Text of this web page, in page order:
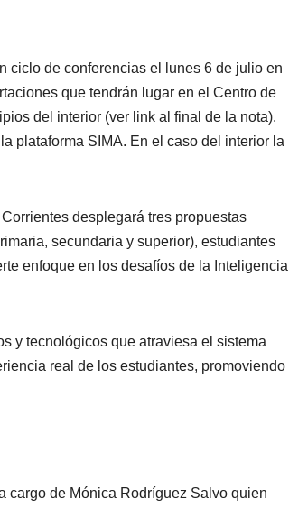
ciclo de conferencias el lunes 6 de julio en
que tendrán lugar en el Centro de
del interior (ver link al final de la nota).
plataforma SIMA. En el caso del interior la
desplegará tres propuestas
secundaria y superior), estudiantes
enfoque en los desafíos de la Inteligencia
y tecnológicos que atraviesa el sistema
real de los estudiantes, promoviendo
cargo de Mónica Rodríguez Salvo quien